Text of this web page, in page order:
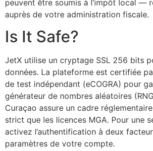
peuvent être soumis à l’impôt local —
auprès de votre administration fiscale.
Is It Safe?
JetX utilise un cryptage SSL 256 bits
données. La plateforme est certifiée
de test indépendant (eCOGRA) pour
générateur de nombres aléatoires
Curaçao assure un cadre
strict que les licences MGA. Pour une
activez l’authentification à deux
paramètres de votre compte.